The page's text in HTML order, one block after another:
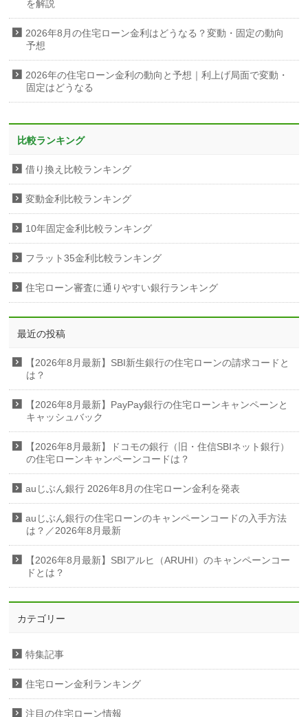
を解説
2026年8月の住宅ローン金利はどうなる？変動・固定の動向
予想
2026年の住宅ローン金利の動向と予想｜利上げ局面で変動・
固定はどうなる
比較ランキング
借り換え比較ランキング
変動金利比較ランキング
10年固定金利比較ランキング
フラット35金利比較ランキング
住宅ローン審査に通りやすい銀行ランキング
最近の投稿
【2026年8月最新】SBI新生銀行の住宅ローンの請求コードと
は？
【2026年8月最新】PayPay銀行の住宅ローンキャンペーンと
キャッシュバック
【2026年8月最新】ドコモの銀行（旧・住信SBIネット銀行）
の住宅ローンキャンペーンコードは？
auじぶん銀行 2026年8月の住宅ローン金利を発表
auじぶん銀行の住宅ローンのキャンペーンコードの入手方法
は？／2026年8月最新
【2026年8月最新】SBIアルヒ（ARUHI）のキャンペーンコー
ドとは？
カテゴリー
特集記事
住宅ローン金利ランキング
注目の住宅ローン情報